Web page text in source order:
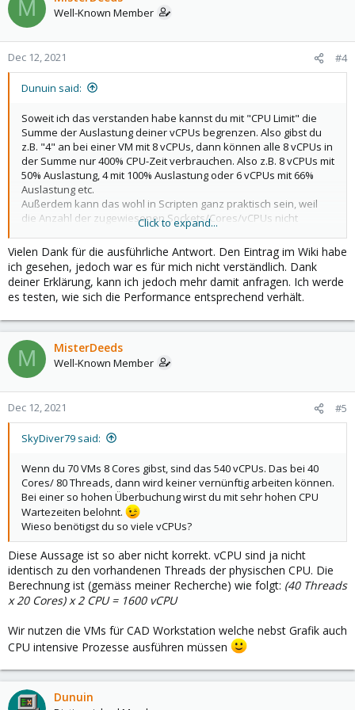
M Well-Known Member
Dec 12, 2021 #4
Dunuin said:
Soweit ich das verstanden habe kannst du mit "CPU Limit" die
Summe der Auslastung deiner vCPUs begrenzen. Also gibst du
z.B. "4" an bei einer VM mit 8 vCPUs, dann können alle 8 vCPUs in
der Summe nur 400% CPU-Zeit verbrauchen. Also z.B. 8 vCPUs mit
50% Auslastung, 4 mit 100% Auslastung oder 6 vCPUs mit 66%
Auslastung etc.
Außerdem kann das wohl in Scripten ganz praktisch sein, weil
die Anzahl der zugewiesenen Sockets/Cores/vCPUs nicht
während der Laufzeit geändert werden kann (Änderungen dort
werden erst beim nächsten Start der VM übernommen) was bei
CPU Limit aber schon gehen soll (also ganz ähnlich wie beim
Ballooning wo der VM ja auch im laufenden Betrieb RAM
entzogen werden kann). So könnte man sich dann wohl ein
Script schreiben was die CPU-Auslastung aller VMs überwacht
und dann einzelne VMs drosselt, wenn z.B. der Host an seine
Grenzen stößt. Oder man könnte ein Script schreiben was die
CPU-Auslastung der VMs protokolliert und jeder VM kurzzeitig
volle Leistung ermöglicht aber die Leistung dann dynamisch
drosselt, wenn eine VM für zu lange zu viel CPU-Leistung
beansprucht...um z.B. gegen Cryptomining vorzugehen.
Das im Wiki hast du gelesen?:
Click to expand...
Vielen Dank für die ausführliche Antwort. Den Eintrag im Wiki habe
ich gesehen, jedoch war es für mich nicht verständlich. Dank
deiner Erklärung, kann ich jedoch mehr damit anfragen. Ich werde
es testen, wie sich die Performance entsprechend verhält.
M MisterDeeds
Well-Known Member
Dec 12, 2021 #5
SkyDiver79 said:
Wenn du 70 VMs 8 Cores gibst, sind das 540 vCPUs. Das bei 40
Cores/ 80 Threads, dann wird keiner vernünftig arbeiten können.
Bei einer so hohen Überbuchung wirst du mit sehr hohen CPU
Wartezeiten belohnt.
Wieso benötigst du so viele vCPUs?
Diese Aussage ist so aber nicht korrekt. vCPU sind ja nicht
identisch zu den vorhandenen Threads der physischen CPU. Die
Berechnung ist (gemäss meiner Recherche) wie folgt: (40 Threads
x 20 Cores) x 2 CPU = 1600 vCPU
Wir nutzen die VMs für CAD Workstation welche nebst Grafik auch
CPU intensive Prozesse ausführen müssen
Dunuin